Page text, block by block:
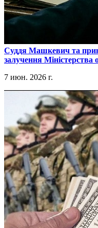
​Суддя Машкевич та
залучення Міністерства
7 июн. 2026 г.